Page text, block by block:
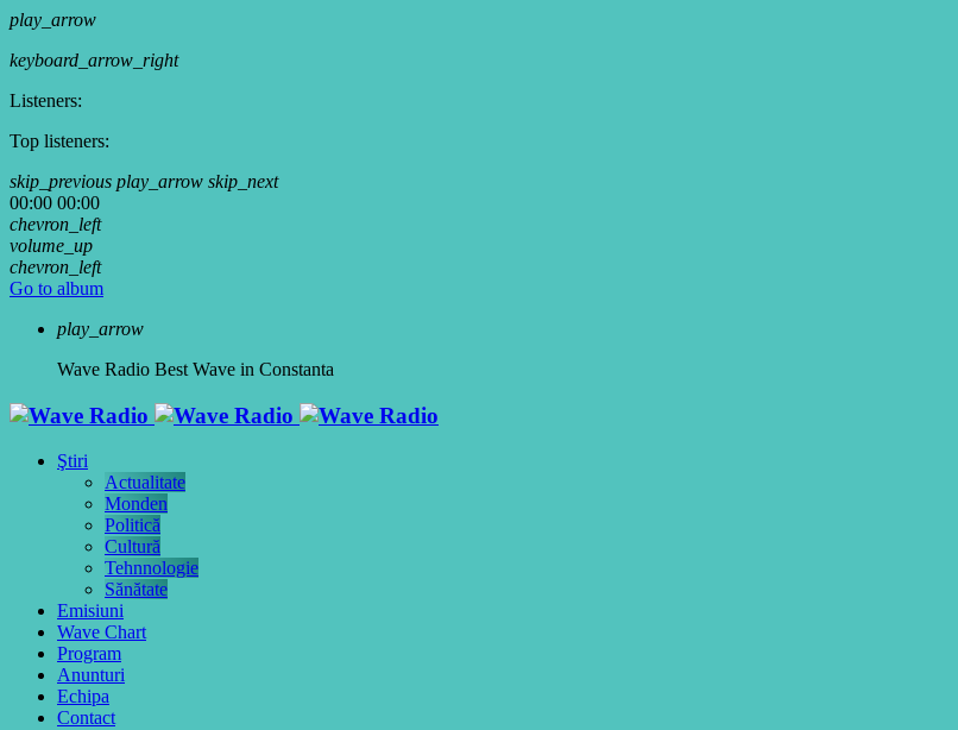
play_arrow
keyboard_arrow_right
Listeners:
Top listeners:
skip_previous play_arrow skip_next
00:00 00:00
chevron_left
volume_up
chevron_left
Go to album
play_arrow
Wave Radio Best Wave in Constanta
Ştiri
Actualitate
Monden
Politică
Cultură
Tehnnologie
Sănătate
Emisiuni
Wave Chart
Program
Anunturi
Echipa
Contact